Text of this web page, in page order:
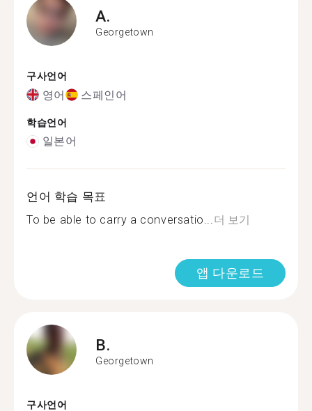
A.
Georgetown
구사언어
영어 스페인어
학습언어
일본어
언어 학습 목표
To be able to carry a conversatio...더 보기
앱 다운로드
B.
Georgetown
구사언어